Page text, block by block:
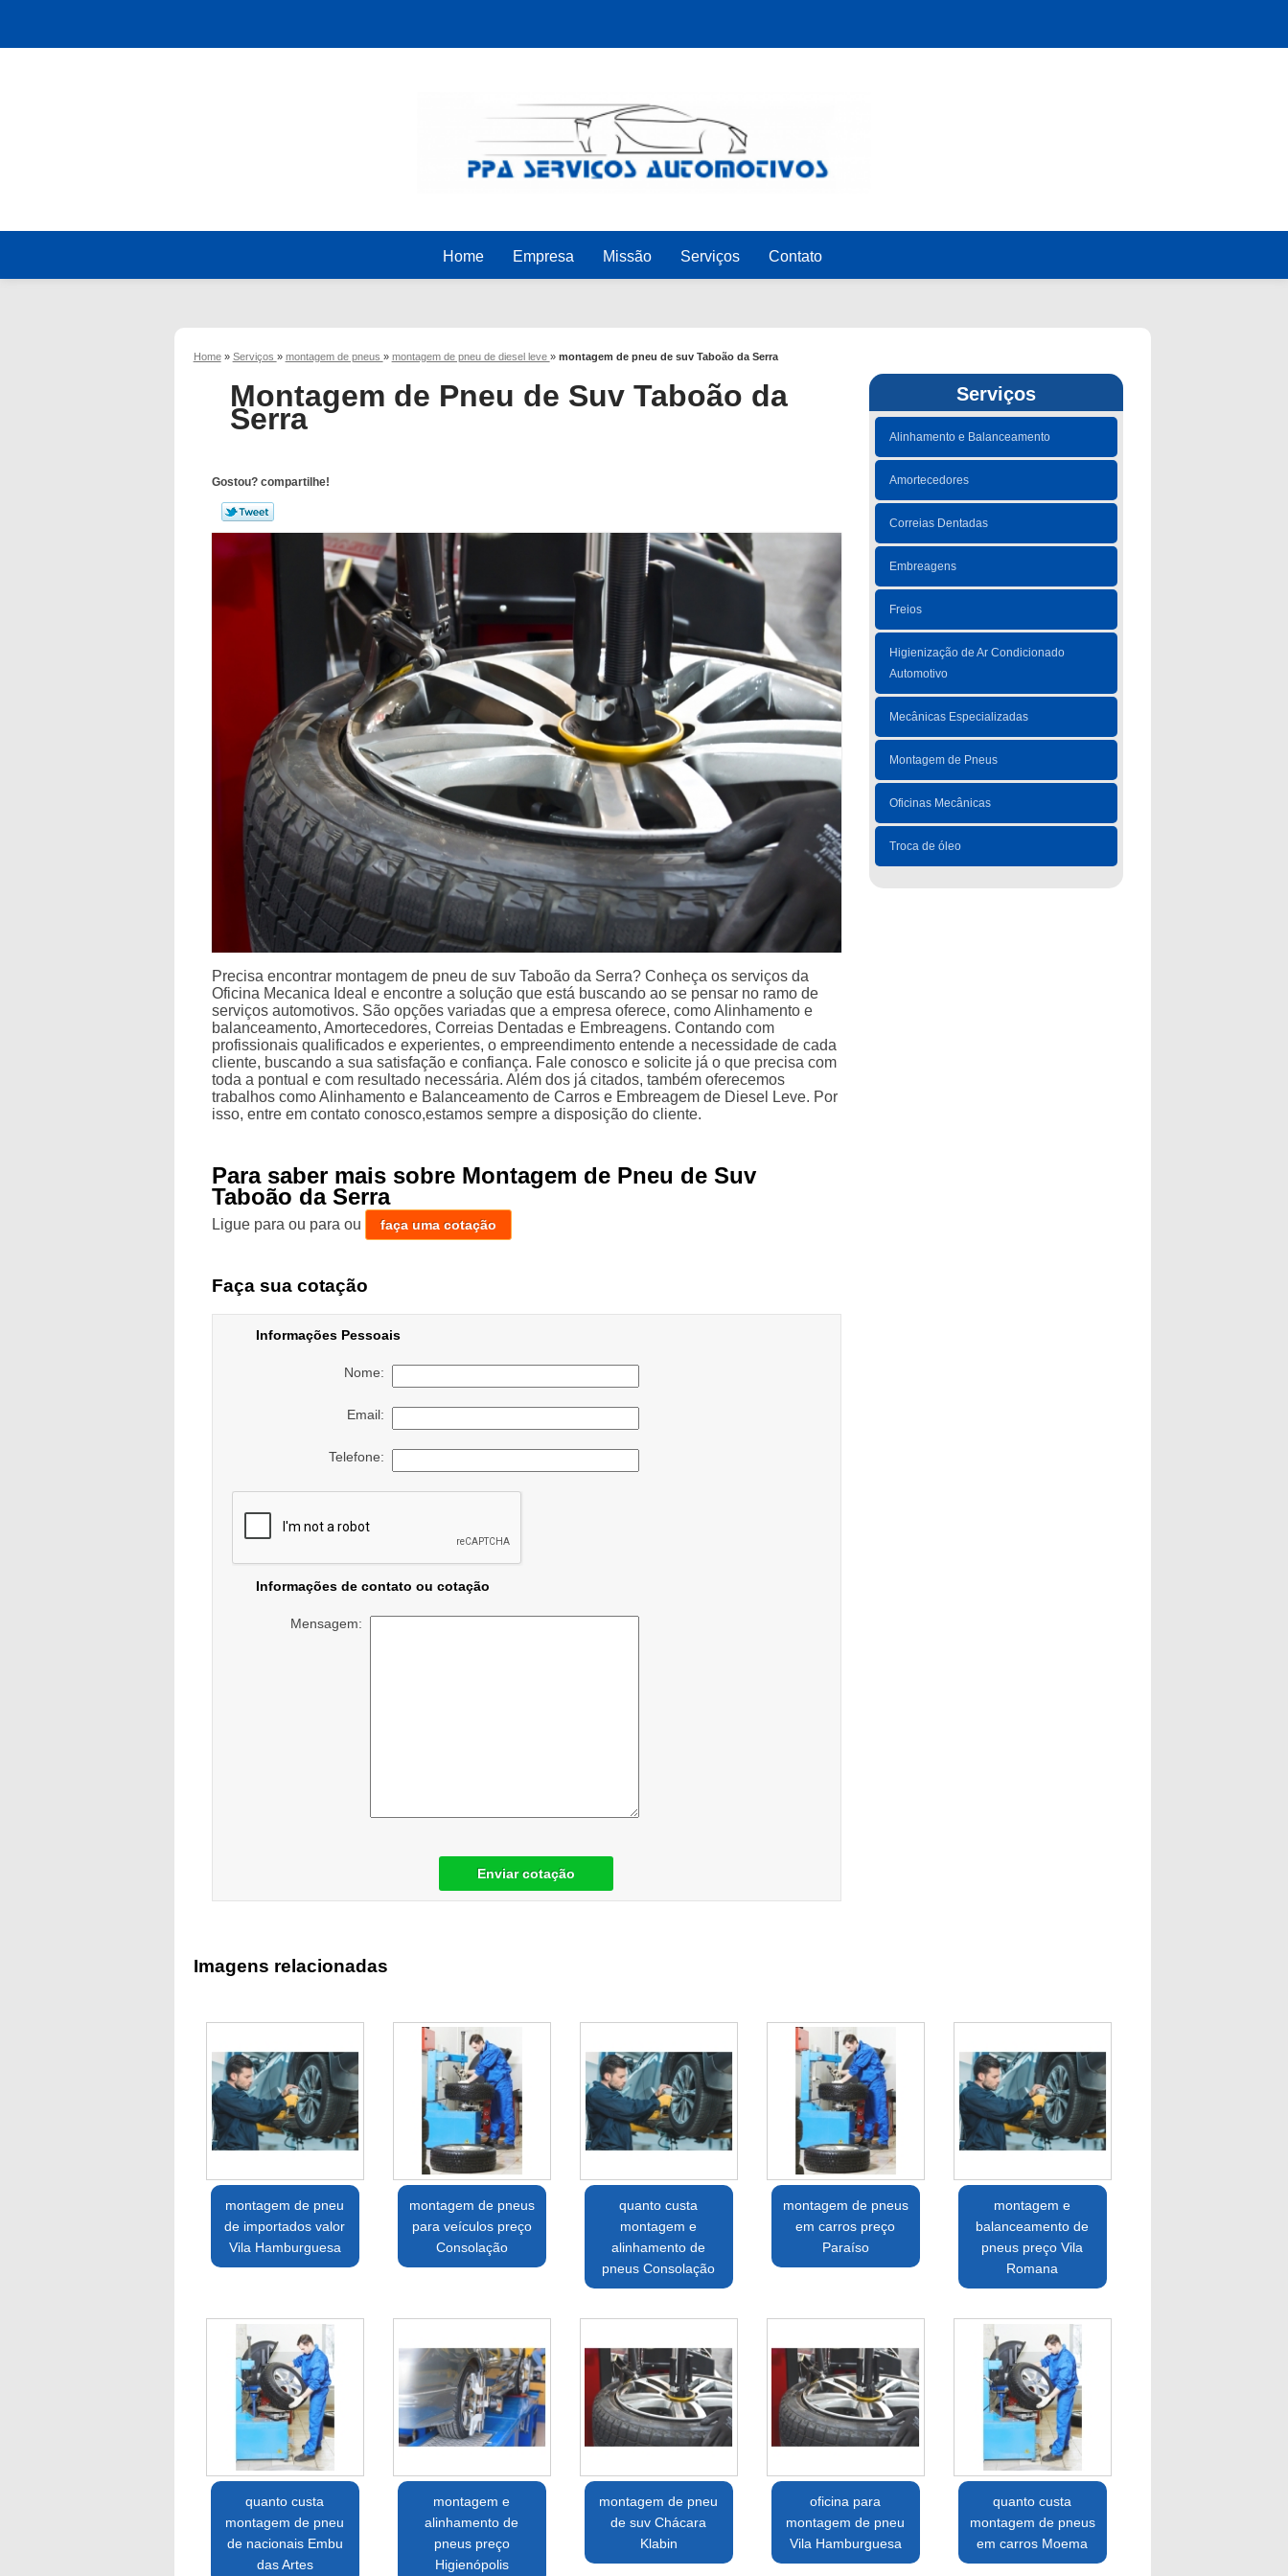
Home Empresa Missão Serviços Contato
Home » Serviços » montagem de pneus » montagem de pneu de diesel leve » montagem de pneu de suv Taboão da Serra
Serviços
Alinhamento e Balanceamento
Amortecedores
Correias Dentadas
Embreagens
Freios
Higienização de Ar Condicionado
Automotivo
Mecânicas Especializadas
Montagem de Pneus
Oficinas Mecânicas
Troca de óleo
Montagem de Pneu de Suv Taboão da
Serra
Gostou? compartilhe!
Precisa encontrar montagem de pneu de suv Taboão da Serra? Conheça os serviços da
Oficina Mecanica Ideal e encontre a solução que está buscando ao se pensar no ramo de
serviços automotivos. São opções variadas que a empresa oferece, como Alinhamento e
balanceamento, Amortecedores, Correias Dentadas e Embreagens. Contando com
profissionais qualificados e experientes, o empreendimento entende a necessidade de cada
cliente, buscando a sua satisfação e confiança. Fale conosco e solicite já o que precisa com
toda a pontual e com resultado necessária. Além dos já citados, também oferecemos
trabalhos como Alinhamento e Balanceamento de Carros e Embreagem de Diesel Leve. Por
isso, entre em contato conosco,estamos sempre a disposição do cliente.
Para saber mais sobre Montagem de Pneu de Suv
Taboão da Serra
Ligue paraou paraou faça uma cotação
Faça sua cotação
Informações Pessoais
Nome:
Email:
Telefone:
Informações de contato ou cotação
Mensagem:
Enviar cotação
Imagens relacionadas
montagem de pneu
de importados valor
Vila Hamburguesa
montagem de pneus
para veículos preço
Consolação
quanto custa
montagem e
alinhamento de
pneus Consolação
montagem de pneus
em carros preço
Paraíso
montagem e
balanceamento de
pneus preço Vila
Romana
quanto custa
montagem de pneu
de nacionais Embu
das Artes
montagem e
alinhamento de
pneus preço
Higienópolis
montagem de pneu
de suv Chácara
Klabin
oficina para
montagem de pneu
Vila Hamburguesa
quanto custa
montagem de pneus
em carros Moema